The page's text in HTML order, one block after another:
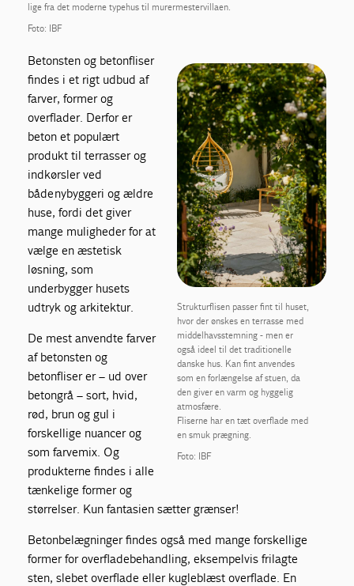
lige fra det moderne typehus til murermestervillaen.
Foto: IBF
Strukturflisen passer fint til huset,
hvor der ønskes en terrasse med
middelhavsstemning - men er
også ideel til det traditionelle
danske hus. Kan fint anvendes
som en forlængelse af stuen, da
den giver en varm og hyggelig
atmosfære.
Fliserne har en tæt overflade med
en smuk prægning.
Foto: IBF
Betonsten og betonfliser
findes i et rigt udbud af
farver, former og
overflader. Derfor er
beton et populært
produkt til terrasser og
indkørsler ved
både nybyggeri og ældre
huse, fordi det giver
mange muligheder for at
vælge en æstetisk
løsning, som
underbygger husets
udtryk og arkitektur.
De mest anvendte farver
af betonsten og
betonfliser er – ud over
betongrå – sort, hvid,
rød, brun og gul i
forskellige nuancer og
som farvemix. Og
produkterne findes i alle
tænkelige former og
størrelser. Kun fantasien sætter grænser!
Betonbelægninger findes også med mange forskellige
former for overfladebehandling, eksempelvis frilagte
sten, slebet overflade eller kugleblæst overflade. En